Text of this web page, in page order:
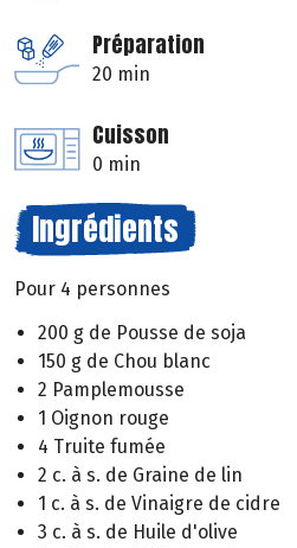
Préparation
20 min
Cuisson
0 min
Ingrédients
Pour 4 personnes
200 g de Pousse de soja
150 g de Chou blanc
2 Pamplemousse
1 Oignon rouge
4 Truite fumée
2 c. à s. de Graine de lin
1 c. à s. de Vinaigre de cidre
3 c. à s. de Huile d'olive